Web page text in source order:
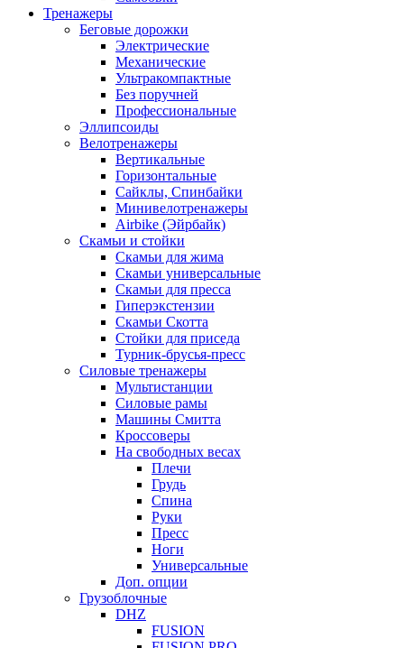
Тренажеры
Беговые дорожки
Электрические
Механические
Ультракомпактные
Без поручней
Профессиональные
Эллипсоиды
Велотренажеры
Вертикальные
Горизонтальные
Сайклы, Спинбайки
Минивелотренажеры
Airbike (Эйрбайк)
Скамьи и стойки
Скамьи для жима
Скамьи универсальные
Скамьи для пресса
Гиперэкстензии
Скамьи Скотта
Стойки для приседа
Турник-брусья-пресс
Силовые тренажеры
Мультистанции
Силовые рамы
Машины Смитта
Кроссоверы
На свободных весах
Плечи
Грудь
Спина
Руки
Пресс
Ноги
Универсальные
Доп. опции
Грузоблочные
DHZ
FUSION